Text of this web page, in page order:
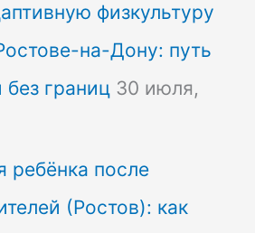
физкультуру
на-Дону: путь
без границ 30 июля,
ребёнка после
(Ростов): как